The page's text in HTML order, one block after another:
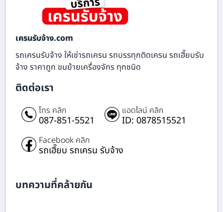
เครนรับจ้าง.com
รถเครนรับจ้าง ให้เช่ารถเครน รถบรรทุกติดเครน รถเฮี๊ยบรับ
จ้าง ราคาถูก ขนย้ายเครื่องจักร ทุกชนิด
ติดต่อเรา
โทร คลิก
087-851-5521
แอดไลน์ คลิก
ID: 0878515521
Facebook คลิก
รถเฮี๊ยบ รถเครน รับจ้าง
บทความที่คล้ายกัน